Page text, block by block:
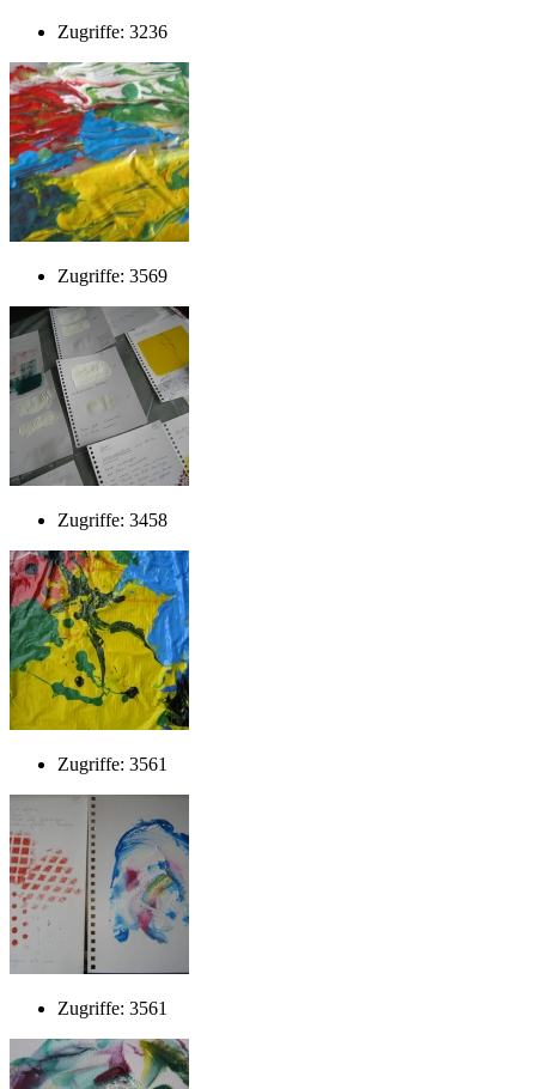
Zugriffe: 3236
Zugriffe: 3569
Zugriffe: 3458
Zugriffe: 3561
Zugriffe: 3561